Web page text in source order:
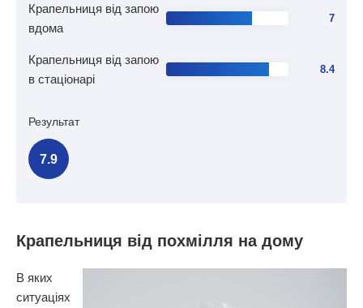
Крапельниця від запою
вдома
7
Крапельниця від запою
в стаціонарі
8.4
Результат
7.9
Крапельниця від похмілля на дому
В яких
ситуаціях